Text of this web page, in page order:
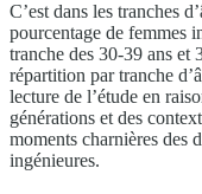
C’est dans les tranches
pourcentage de femmes
tranche des 30-39 ans et
répartition par tranche
lecture de l’étude en
générations et des
moments charnières des
ingénieures.